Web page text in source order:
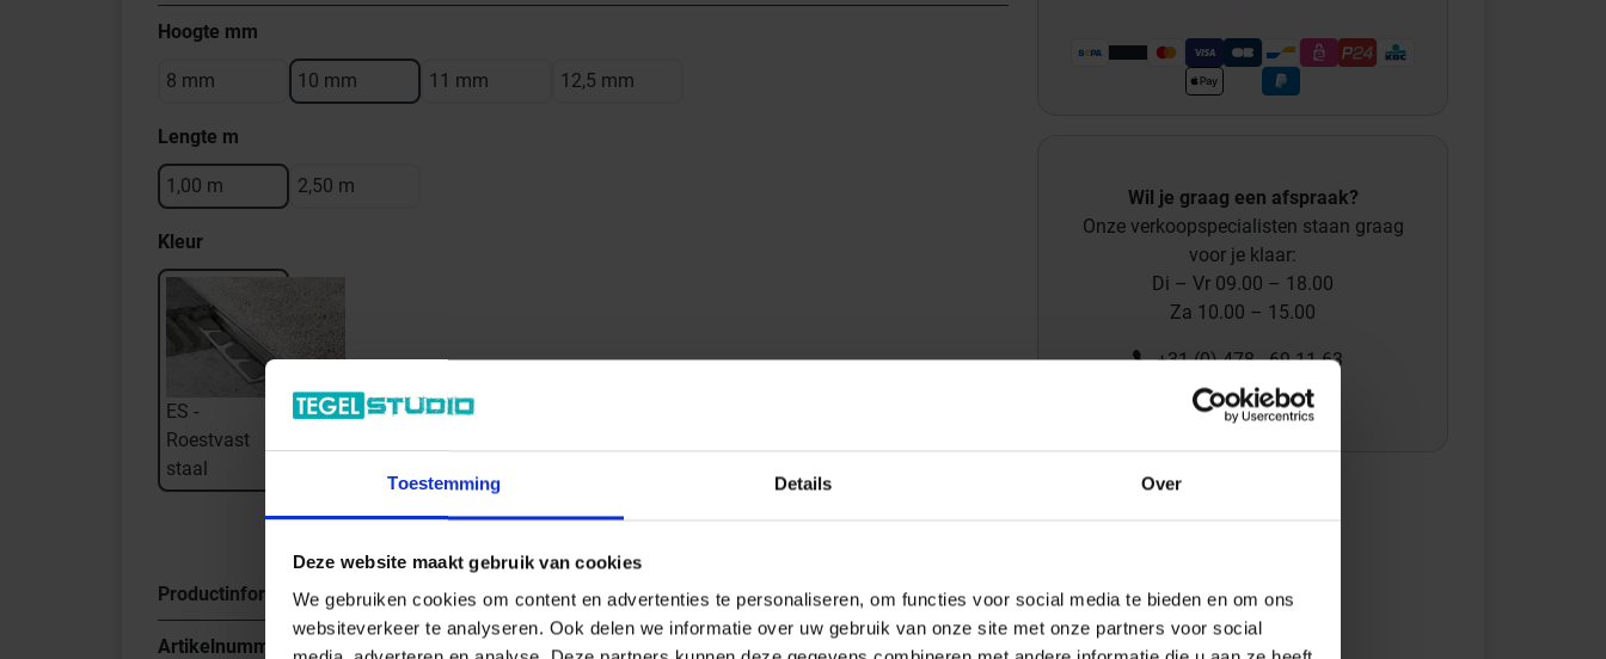
Toestemming Details Over
Deze website maakt gebruik van cookies
We gebruiken cookies om content en advertenties te personaliseren, om functies voor social media te bieden en om ons
websiteverkeer te analyseren. Ook delen we informatie over uw gebruik van onze site met onze partners voor social
Hoogte mm
8 mm 10 mm 11 mm 12,5 mm
Lengte m
1,00 m 2,50 m
Kleur
ES -
Roestvast
staal
Productinformatie
Artikelnummer
ES100/100
Wil je graag een afspraak?
Onze verkoopspecialisten staan graag
voor je klaar:
Di – Vr 09.00 – 18.00
Za 10.00 – 15.00
+31 (0) 478 - 69 11 63
Productaanvraag